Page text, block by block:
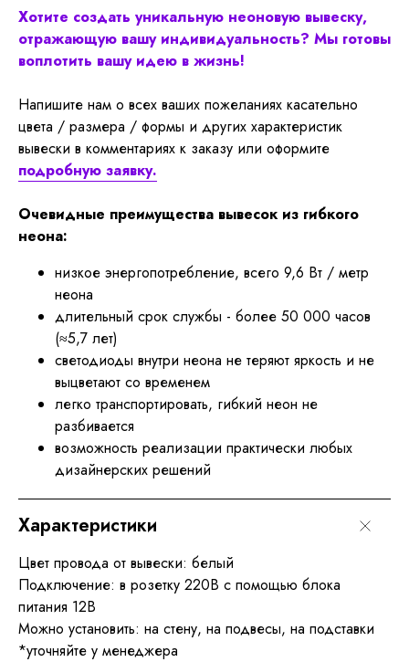
Хотите создать уникальную неоновую вывеску,
отражающую вашу индивидуальность? Мы готовы
воплотить вашу идею в жизнь!
Напишите нам о всех ваших пожеланиях касательно
цвета / размера / формы и других характеристик
вывески в комментариях к заказу или оформите
подробную заявку.
Очевидные преимущества вывесок из гибкого
неона:
низкое энергопотребление, всего 9,6 Вт / метр
неона
длительный срок службы - более 50 000 часов
(≈5,7 лет)
светодиоды внутри неона не теряют яркость и не
выцветают со временем
легко транспортировать, гибкий неон не
разбивается
возможность реализации практически любых
дизайнерских решений
Характеристики
Цвет провода от вывески: белый
Подключение: в розетку 220В с помощью блока
питания 12В
Можно установить: на стену, на подвесы, на подставки
*уточняйте у менеджера